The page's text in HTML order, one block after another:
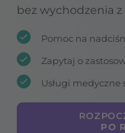
bez wychodzenia
Pomoc na
Zapytaj o
Usługi
PO